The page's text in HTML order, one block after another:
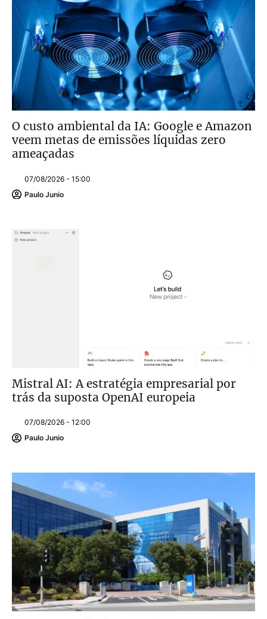
O custo ambiental da IA: Google e Amazon
veem metas de emissões líquidas zero
ameaçadas
07/08/2026 - 15:00
Paulo Junio
Mistral AI: A estratégia empresarial por
trás da suposta OpenAI europeia
07/08/2026 - 12:00
Paulo Junio